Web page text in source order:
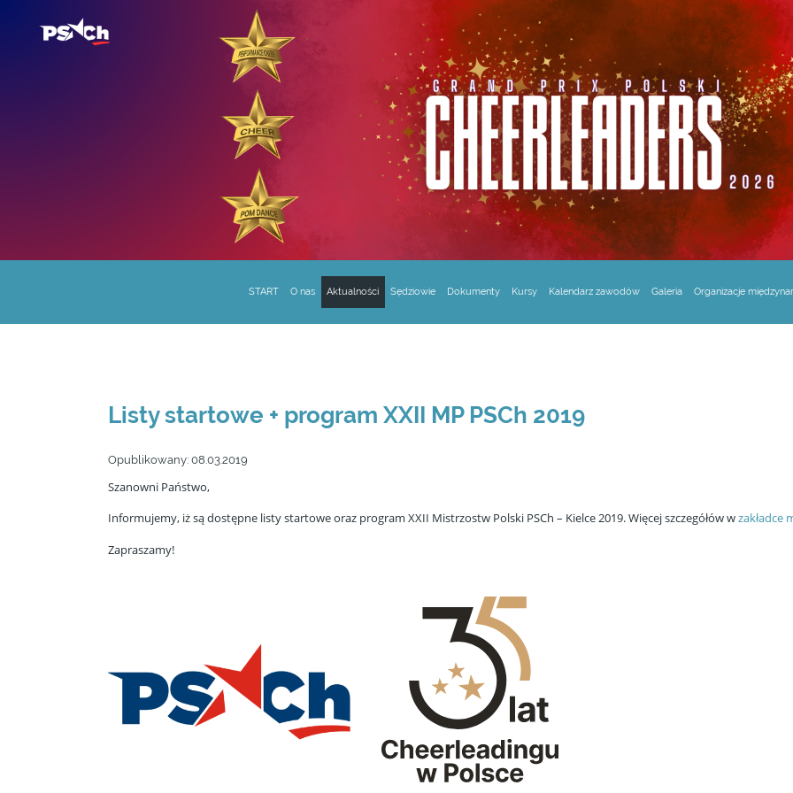
START O nas Aktualności Sędziowie Dokumenty Kursy Kalendarz zawodów Galeria Organizacje
Listy startowe + program XXII MP PSCh 2019
Opublikowany: 08.03.2019
Szanowni Państwo,
Informujemy, iż są dostępne listy startowe oraz program XXII Mistrzostw Polski PSCh – Kielce 2019. Więcej szczegółów wzakładce
Zapraszamy!